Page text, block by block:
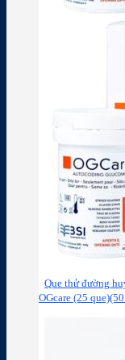
Que thử đường
OGcare (25